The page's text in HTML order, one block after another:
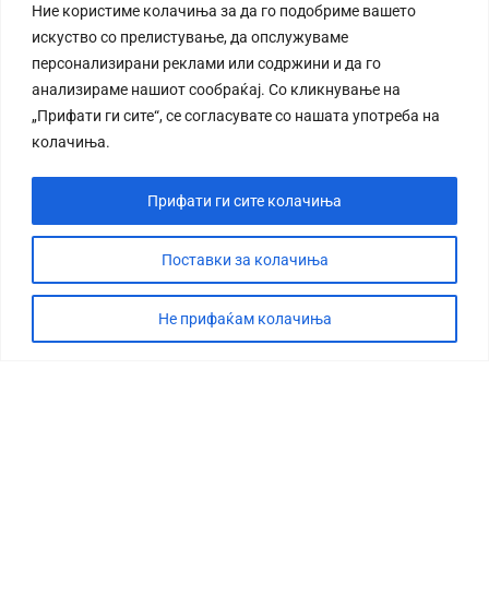
Ние користиме колачиња за да го подобриме вашето
искуство со прелистување, да опслужуваме
персонализирани реклами или содржини и да го
анализираме нашиот сообраќај. Со кликнување на
„Прифати ги сите“, се согласувате со нашата употреба на
колачиња.
Поставки за колачиња
Не прифаќам колачиња
Прифати ги сите колачиња